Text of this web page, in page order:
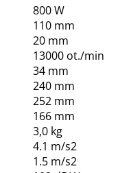
800 W
110 mm
20 mm
13000 ot./min
34 mm
240 mm
252 mm
166 mm
3,0 kg
4.1 m/s2
1.5 m/s2